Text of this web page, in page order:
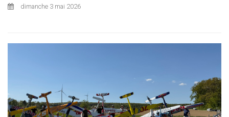
dimanche 3 mai 2026